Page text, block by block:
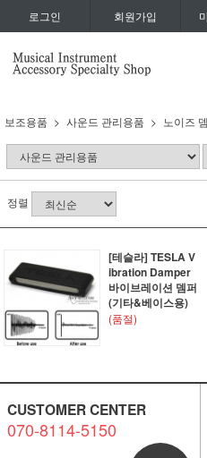
로그인 회원가입
보조용품 사운드 관리용품 노이즈
정렬
[테슬라] TESLA V
ibration Damper
바이브레이션 뎀퍼
(기타&베이스용)
(품절)
CUSTOMER CENTER
070-8114-5150